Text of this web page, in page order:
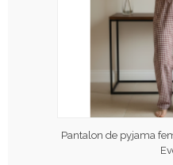
Pantalon de pyjama